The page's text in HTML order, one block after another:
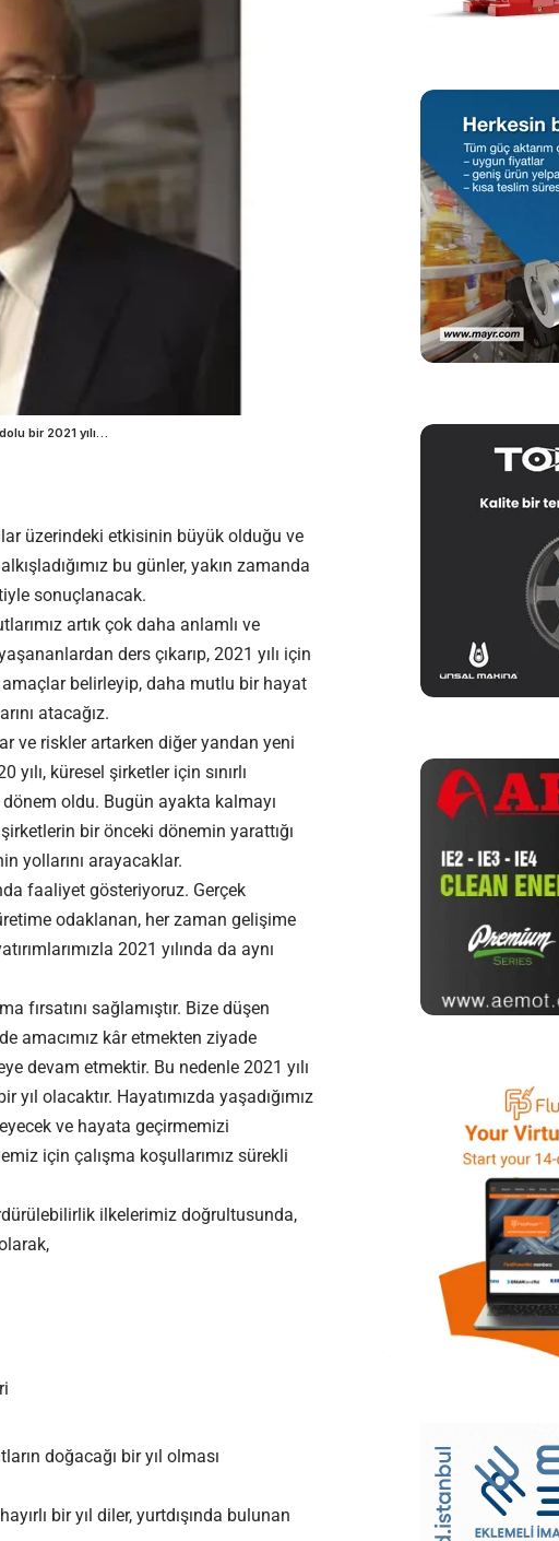
bir 2021 yılı…
üzerindeki etkisinin büyük olduğu ve
bu günler, yakın zamanda
sonuçlanacak.
artık çok daha anlamlı ve
ders çıkarıp, 2021 yılı için
amaçlar belirleyip, daha mutlu bir hayat
atacağız.
ve riskler artarken diğer yandan yeni
yılı, küresel şirketler için sınırlı
oldu. Bugün ayakta kalmayı
bir önceki dönemin yarattığı
yollarını arayacaklar.
faaliyet gösteriyoruz. Gerçek
odaklanan, her zaman gelişime
2021 yılında da aynı
sağlamıştır. Bize düşen
amacımız kâr etmekten ziyade
devam etmektir. Bu nedenle 2021 yılı
olacaktır. Hayatımızda yaşadığımız
ve hayata geçirmemizi
için çalışma koşullarımız sürekli
ilkelerimiz doğrultusunda,
doğacağı bir yıl olması
bir yıl diler, yurtdışında bulunan